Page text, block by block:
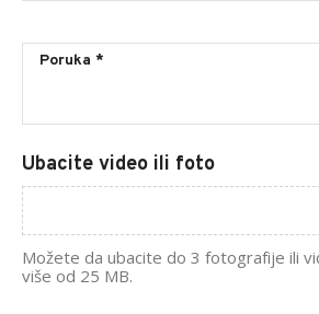
Ubacite video ili foto
Možete da ubacite do 3 fotografije ili
više od 25 MB.